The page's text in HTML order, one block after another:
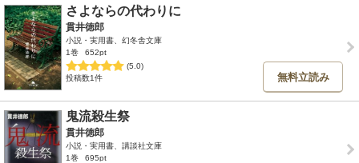
さよならの代わりに
貫井徳郎
小説・実用書、幻冬舎文庫
1巻
652pt
(5.0)
投稿数1件
無料立読み
鬼流殺生祭
貫井徳郎
小説・実用書、講談社文庫
1巻
695pt